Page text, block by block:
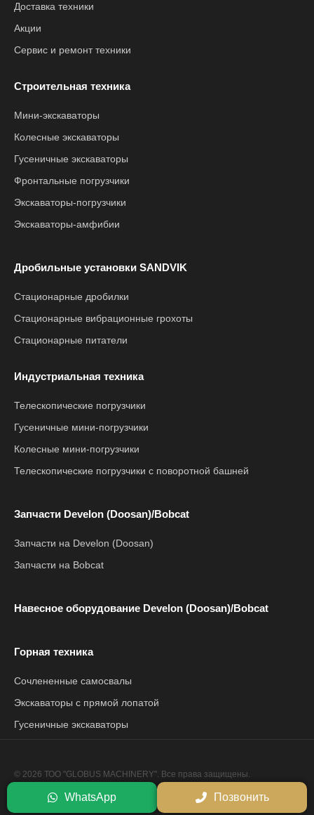
WhatsApp Позвонить
Доставка техники
Акции
Сервис и ремонт техники
Строительная техника
Мини-экскаваторы
Колесные экскаваторы
Гусеничные экскаваторы
Фронтальные погрузчики
Экскаваторы-погрузчики
Экскаваторы-амфибии
Дробильные установки SANDVIK
Стационарные дробилки
Стационарные вибрационные грохоты
Стационарные питатели
Индустриальная техника
Телескопические погрузчики
Гусеничные мини-погрузчики
Колесные мини-погрузчики
Телескопические погрузчики с поворотной башней
Запчасти Develon (Doosan)/Bobcat
Запчасти на Develon (Doosan)
Запчасти на Bobcat
Навесное оборудование Develon (Doosan)/Bobcat
Горная техника
Сочлененные самосвалы
Экскаваторы с прямой лопатой
Гусеничные экскаваторы
© 2026 ТОО "GLOBUS MACHINERY". Все права защищены.
Сайт разработан компанией